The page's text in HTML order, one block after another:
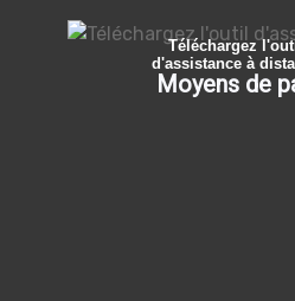
Téléchargez
d'assistance à
Moyens de